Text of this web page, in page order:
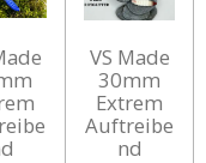
VS Made
30mm
Extrem
Auftreibe
nd